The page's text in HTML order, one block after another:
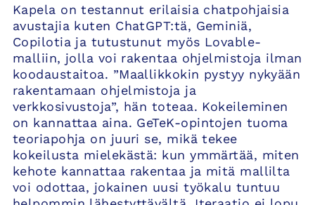
Kapela on testannut erilaisia chatpohjaisia
avustajia kuten ChatGPT:tä, Geminiä,
Copilotia ja tutustunut myös Lovable-
malliin, jolla voi rakentaa ohjelmistoja ilman
koodaustaitoa. ”Maallikkokin pystyy nykyään
rakentamaan ohjelmistoja ja
verkkosivustoja”, hän toteaa. Kokeileminen
on kannattaa aina. GeTeK-opintojen tuoma
teoriapohja on juuri se, mikä tekee
kokeilusta mielekästä: kun ymmärtää, miten
kehote kannattaa rakentaa ja mitä mallilta
voi odottaa, jokainen uusi työkalu tuntuu